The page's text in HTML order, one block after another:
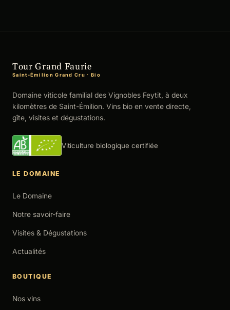
Tour Grand Faurie
Saint-Émilion Grand Cru · Bio
Domaine viticole familial des Vignobles Feytit, à deux
kilomètres de Saint-Émilion. Vins bio en vente directe,
gîte, visites et dégustations.
Viticulture biologique certifiée
LE DOMAINE
Le Domaine
Notre savoir-faire
Visites & Dégustations
Actualités
BOUTIQUE
Nos vins